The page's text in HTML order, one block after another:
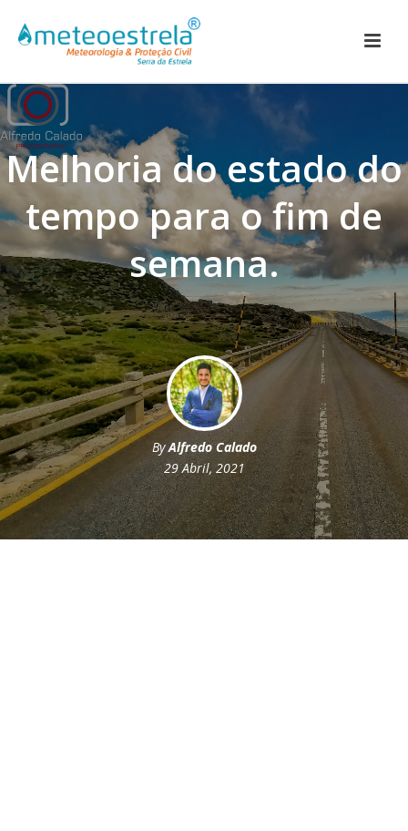
Melhoria do estado do
tempo para o fim de
semana.
ByAlfredo Calado
29 Abril, 2021